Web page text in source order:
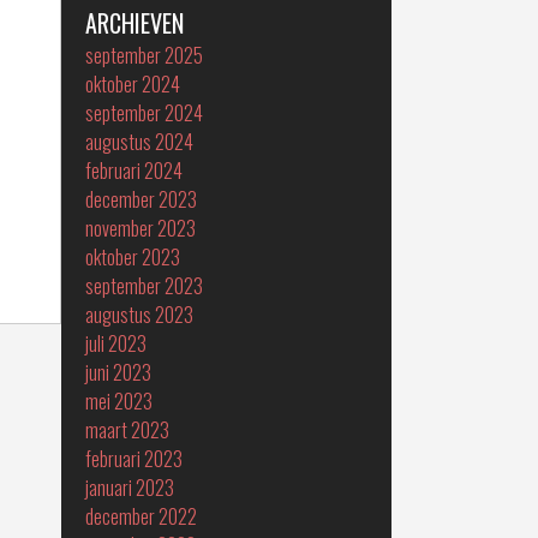
ARCHIEVEN
september 2025
oktober 2024
september 2024
augustus 2024
februari 2024
december 2023
november 2023
oktober 2023
september 2023
augustus 2023
juli 2023
juni 2023
mei 2023
maart 2023
februari 2023
januari 2023
december 2022